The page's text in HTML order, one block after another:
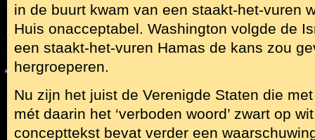
in de buurt kwam van een staakt-het-vuren
Huis onacceptabel. Washington volgde de
een staakt-het-vuren Hamas de kans zou
hergroeperen.
Nu zijn het juist de Verenigde Staten die
mét daarin het ‘verboden woord’ zwart op
concepttekst bevat verder een